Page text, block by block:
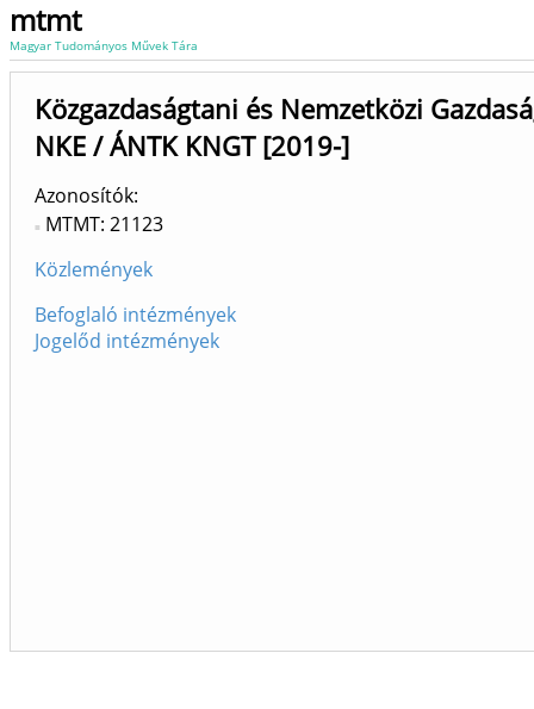
mtmt
Magyar Tudományos Művek Tára
Közgazdaságtani és Nemzetközi
NKE / ÁNTK KNGT [2019-]
Azonosítók
MTMT: 21123
Közlemények
Befoglaló intézmények
Jogelőd intézmények